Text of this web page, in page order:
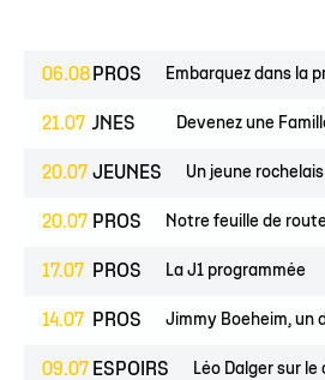
06.08 PROS Embarquez dans la
21.07
JEUNES Devenez une
20.07 JEUNES Un jeune rochelais
20.07 PROS Notre feuille de
17.07 PROS La J1 programmée
14.07 PROS Jimmy Boeheim, un
09.07 ESPOIRS Léo Dalger sur le